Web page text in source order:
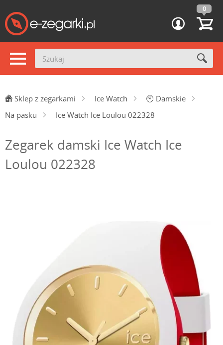
0
Sklep z zegarkami Ice Watch 🕙 Damskie
Na pasku
Ice Watch Ice Loulou 022328
Zegarek damski Ice Watch Ice
Loulou 022328